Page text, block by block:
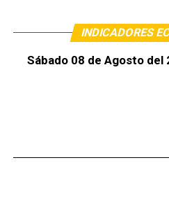
INDICADORES
Sábado 08 de Agosto del